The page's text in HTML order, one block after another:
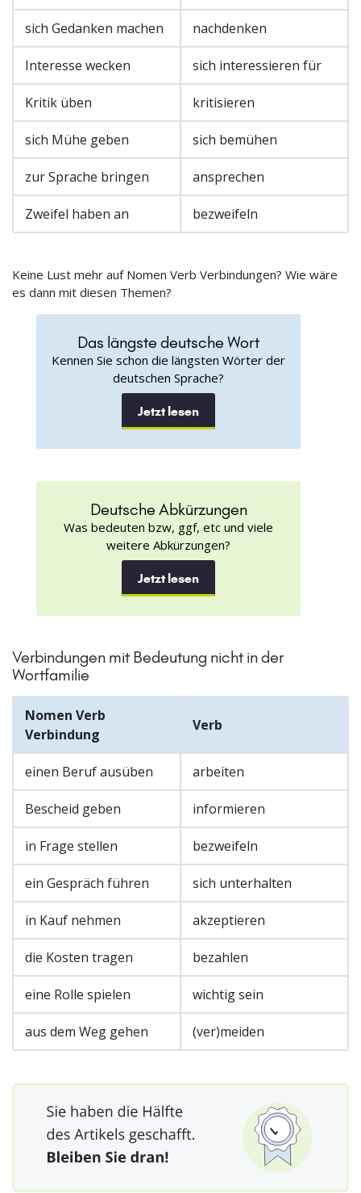
sich Gedanken machen nachdenken
Interesse wecken sich interessieren für
Kritik üben kritisieren
sich Mühe geben sich bemühen
zur Sprache bringen ansprechen
Zweifel haben an bezweifeln
Keine Lust mehr auf Nomen Verb Verbindungen? Wie wäre
es dann mit diesen Themen?
Das längste deutsche Wort
Kennen Sie schon die längsten Wörter der
deutschen Sprache?
Jetzt lesen
Deutsche Abkürzungen
Was bedeuten bzw, ggf, etc und viele
weitere Abkürzungen?
Jetzt lesen
Verbindungen mit Bedeutung nicht in der
Wortfamilie
Nomen Verb
Verbindung
Verb
einen Beruf ausüben arbeiten
Bescheid geben informieren
in Frage stellen bezweifeln
ein Gespräch führen sich unterhalten
in Kauf nehmen akzeptieren
die Kosten tragen bezahlen
eine Rolle spielen wichtig sein
aus dem Weg gehen (ver)meiden